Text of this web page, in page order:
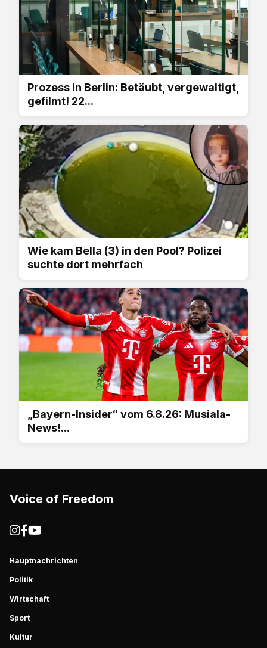
Prozess in Berlin: Betäubt, vergewaltigt,
gefilmt! 22...
Wie kam Bella (3) in den Pool? Polizei
suchte dort mehrfach
„Bayern-Insider“ vom 6.8.26: Musiala-
News!...
Voice of Freedom
Hauptnachrichten
Politik
Wirtschaft
Sport
Kultur